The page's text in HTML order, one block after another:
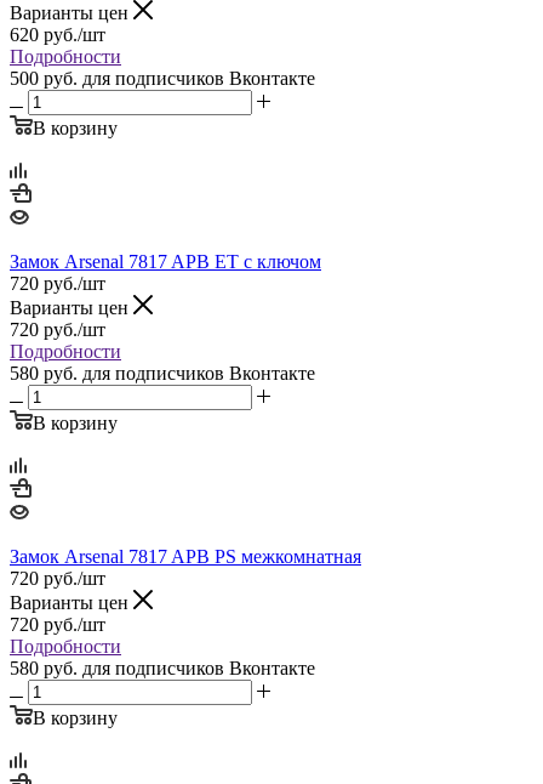
Варианты цен
620 руб./шт
Подробности
500 руб. для подписчиков Вконтакте
В корзину
Замок Arsenal 7817 APB ET с ключом
720 руб./шт
Варианты цен
720 руб./шт
Подробности
580 руб. для подписчиков Вконтакте
В корзину
Замок Arsenal 7817 APB PS межкомнатная
720 руб./шт
Варианты цен
720 руб./шт
Подробности
580 руб. для подписчиков Вконтакте
В корзину